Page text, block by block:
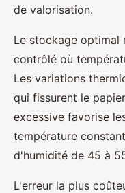
de valorisation.
Le stockage optimal
contrôlé où
Les variations
qui fissurent le
excessive favorise
température
d'humidité de 45 à
L'erreur la plus